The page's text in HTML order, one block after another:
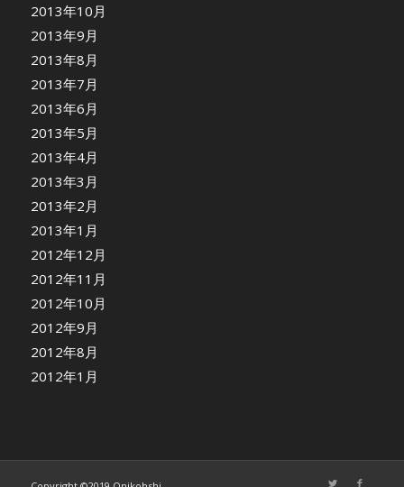
2013年10月
2013年9月
2013年8月
2013年7月
2013年6月
2013年5月
2013年4月
2013年3月
2013年2月
2013年1月
2012年12月
2012年11月
2012年10月
2012年9月
2012年8月
2012年1月